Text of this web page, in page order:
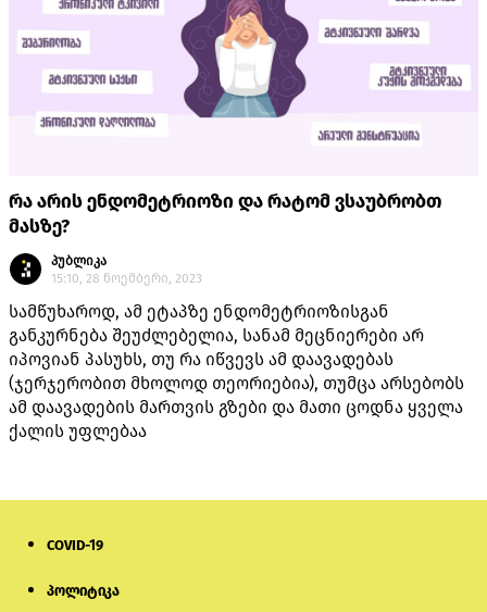
რა არის ენდომეტრიოზი და რატომ ვსაუბრობთ
მასზე?
პუბლიკა
15:10, 28 ნოემბერი, 2023
სამწუხაროდ, ამ ეტაპზე ენდომეტრიოზისგან
განკურნება შეუძლებელია, სანამ მეცნიერები არ
იპოვიან პასუხს, თუ რა იწვევს ამ დაავადებას
(ჯერჯერობით მხოლოდ თეორიებია), თუმცა არსებობს
ამ დაავადების მართვის გზები და მათი ცოდნა ყველა
ქალის უფლებაა
COVID-19
პოლიტიკა